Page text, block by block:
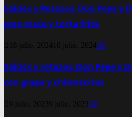
Saldos y Retazos: Don Pepe y
puro mate y torta frita
18 julio, 2024 18 julio, 2024 0
Saldos y retazos: Don Pepe y
con grapa y chismecitos
9 julio, 20239 julio, 2023 0